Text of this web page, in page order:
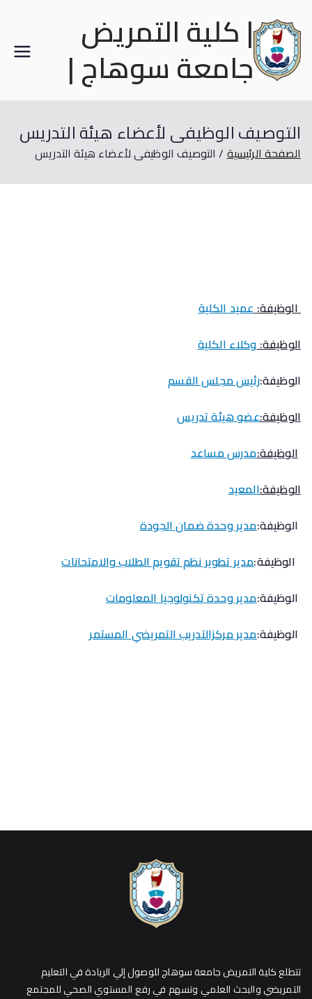
| كلية التمريض
جامعة سوهاج |
التوصيف الوظيفى لأعضاء هيئة التدريس
الصفحة الرئيسية التوصيف الوظيفى لأعضاء هيئة التدريس
الوظيفة:عميد الكلية
الوظيفة:وكلاء الكلية
الوظيفة:رئيس مجلس القسم
الوظيفة:عضو هيئة تدريس
الوظيفة:مدرس مساعد
الوظيفة:المعيد
الوظيفة:مدير وحدة ضمان الجودة
الوظيفة:مدير تطوير نظم تقويم الطلاب والامتحانات
الوظيفة:مدير وحدة تكنولوجيا المعلومات
الوظيفة:مدير مركزالتدريب التمريضي المستمر
تتطلع كلية التمريض جامعة سوهاج للوصول إلي الريادة في التعليم
التمريضي والبحث العلمي وتسهم في رفع المستوي الصحي للمجتمع